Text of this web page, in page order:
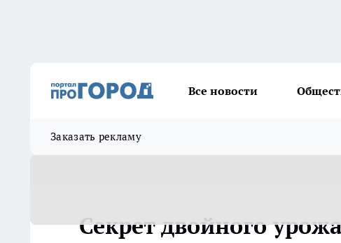
Все новости
Заказать рекламу
Секрет двойного